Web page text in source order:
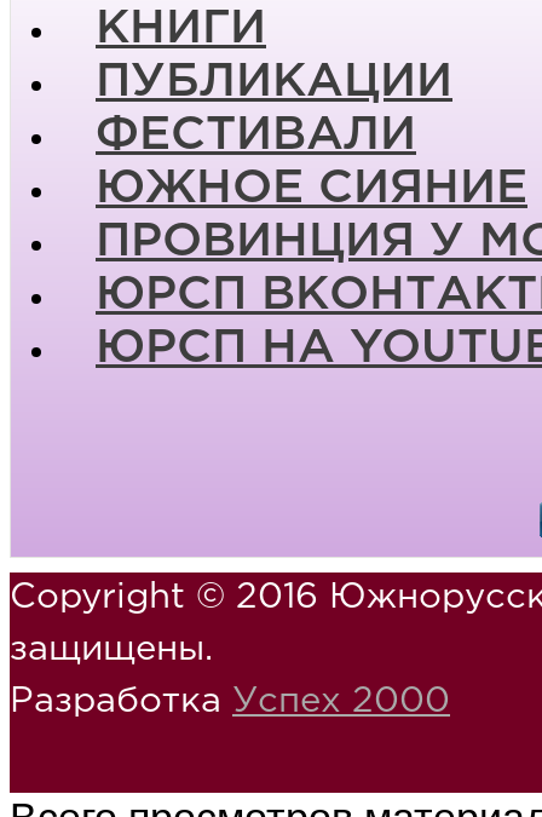
КНИГИ
ПУБЛИКАЦИИ
ФЕСТИВАЛИ
ЮЖНОЕ СИЯНИЕ
ПРОВИНЦИЯ У
ЮРСП
ЮРСП НА
Copyright © 2016
защищены.
Разработка Успех 2000